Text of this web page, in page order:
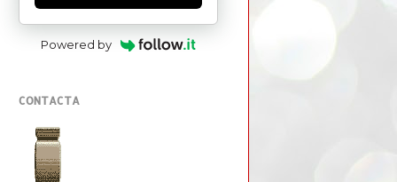
Powered by
CONTACTA